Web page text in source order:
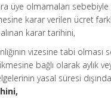
üye olmamaları
karar verilen ücret
karar tarihini,
vizesine tabi
bağlı olarak aylık
yasal süresi